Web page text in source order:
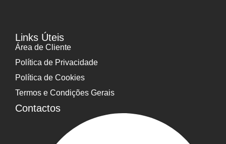
Links Úteis
Área de Cliente
Política de Privacidade
Política de Cookies
Termos e Condições Gerais
Contactos